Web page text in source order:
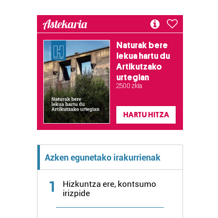
Astekaria
Naturak bere
lekua hartu du
Artikutzako
urtegian
2.500 zkia.
HARTU HITZA
Azken egunetako irakurrienak
1
Hizkuntza ere, kontsumo
irizpide